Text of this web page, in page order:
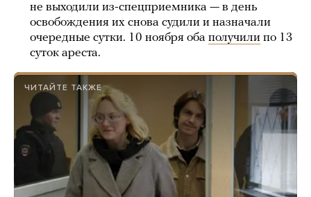
не выходили из-спецприемника — в день
освобождения их снова судили и назначали
очередные сутки. 10 ноября оба получили по 13
суток ареста.
ЧИТАЙТЕ ТАКЖЕ